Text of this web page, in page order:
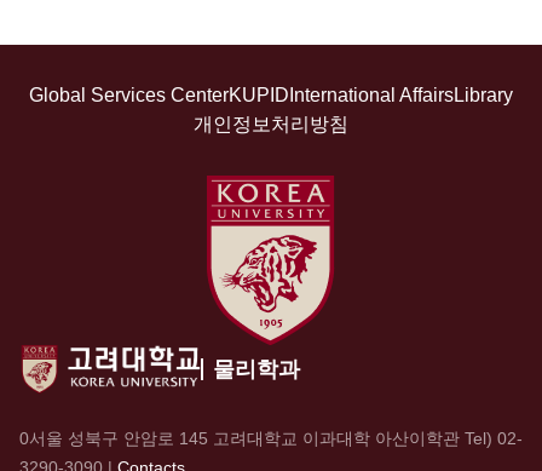
Global Services CenterKUPID International AffairsLibrary
개인정보처리방침
물리학과
0서울 성북구 안암로 145 고려대학교 이과대학 아산이학관 Tel) 02-